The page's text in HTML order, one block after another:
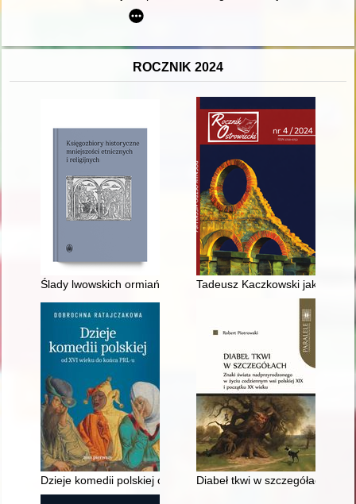
ROCZNIK 2024
Ślady lwowskich ormiańskich księgozbiorów w zasobach
Tadeusz Kaczkowski jakiego
Dzieje komedii polskiej od XVI wieku do końca PRL-u. T. 1
Diabeł tkwi w szczegółach :